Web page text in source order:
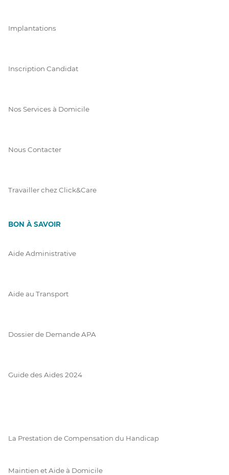
Implantations
Inscription Candidat
Nos Services à Domicile
Nous Contacter
Travailler chez Click&Care
BON À SAVOIR
Aide Administrative
Aide au Transport
Dossier de Demande APA
Guide des Aides 2024
La Prestation de Compensation du Handicap
Maintien et Aide à Domicile